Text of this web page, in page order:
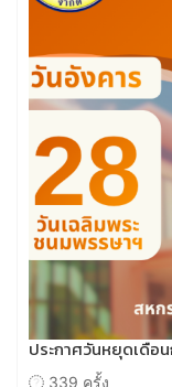
ประกาศวันหยุดเดือ
339 ครั้ง